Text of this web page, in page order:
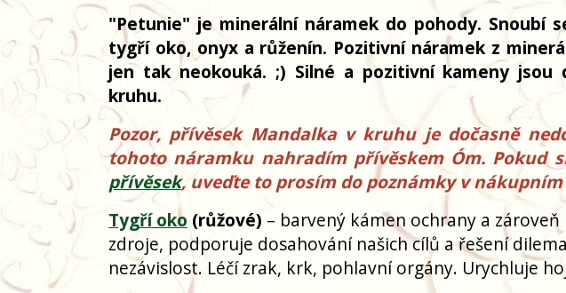
"Petunie" je minerální náramek do pohody. Snoubí
tygří oko, onyx a růženín. Pozitivní náramek z
jen tak neokouká. ;) Silné a pozitivní kameny jsou
kruhu.
Pozor, přívěsek Mandalka v kruhu je dočasně
tohoto náramku nahradím přívěskem Óm. Pokud
přívěsek, uveďte to prosím do poznámky v
Tygří oko (růžové) – barvený kámen ochrany a
zdroje, podporuje dosahování našich cílů a řešení
nezávislost. Léčí zrak, krk, pohlavní orgány. Urychluje